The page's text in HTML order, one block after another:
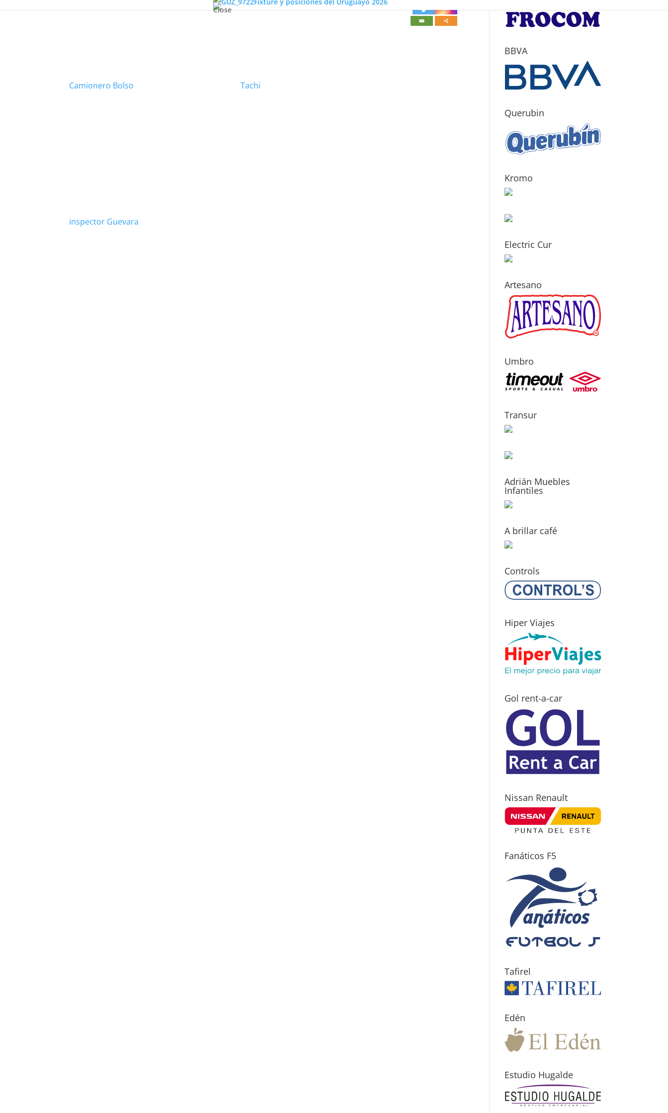
Close
Camionero Bolso Tachi
inspector Guevara
BBVA
Querubin
Kromo
Electric Cur
Artesano
Umbro
Transur
Adrián Muebles
Infantiles
A brillar café
Controls
Hiper Viajes
Gol rent-a-car
Nissan Renault
Fanáticos F5
Tafirel
Edén
Estudio Hugalde